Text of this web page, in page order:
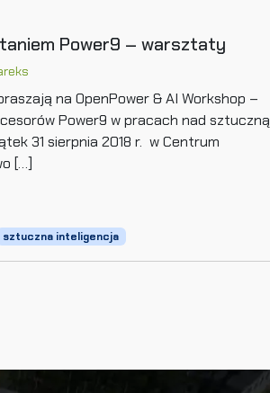
Power9 – warsztaty
na OpenPower & AI Workshop –
Power9 w pracach nad sztuczną
31 sierpnia 2018 r. w Centrum
[…]
sztuczna inteligencja